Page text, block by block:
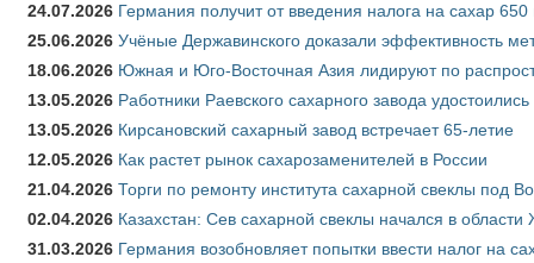
24.07.2026 Германия получит от введения налога на сахар
25.06.2026 Учёные Державинского доказали эффективность
18.06.2026 Южная и Юго-Восточная Азия лидируют по
13.05.2026 Работники Раевского сахарного завода удостоились
13.05.2026 Кирсановский сахарный завод встречает 65-летие
12.05.2026 Как растет рынок сахарозаменителей в России
21.04.2026 Торги по ремонту института сахарной свеклы под
02.04.2026 Казахстан: Сев сахарной свеклы начался в области
31.03.2026 Германия возобновляет попытки ввести налог на